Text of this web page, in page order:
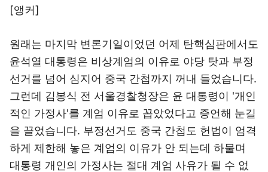
[앵커]
원래는 마지막 변론기일이었던 어제 탄핵심판에서도
윤석열 대통령은 비상계엄의 이유로 야당 탓과 부정
선거를 넘어 심지어 중국 간첩까지 꺼내 들었습니다.
그런데 김봉식 전 서울경찰청장은 윤 대통령이 '개인
적인 가정사'를 계엄 이유로 꼽았었다고 증언해 눈길
을 끌었습니다. 부정선거도 중국 간첩도 헌법이 엄격
하게 제한해 놓은 계엄의 이유가 안 되는데 하물며
대통령 개인의 가정사는 절대 계엄 사유가 될 수 없